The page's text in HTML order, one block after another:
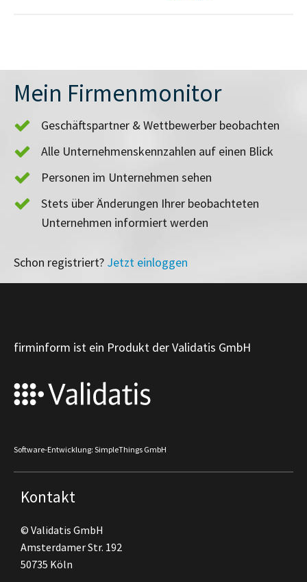
Mein Firmenmonitor
Geschäftspartner & Wettbewerber beobachten
Alle Unternehmenskennzahlen auf einen Blick
Personen im Unternehmen sehen
Stets über Änderungen Ihrer beobachteten
Unternehmen informiert werden
Schon registriert? Jetzt einloggen
firminform ist ein Produkt der Validatis GmbH
Software-Entwicklung: SimpleThings GmbH
Kontakt
© Validatis GmbH
Amsterdamer Str. 192
50735 Köln